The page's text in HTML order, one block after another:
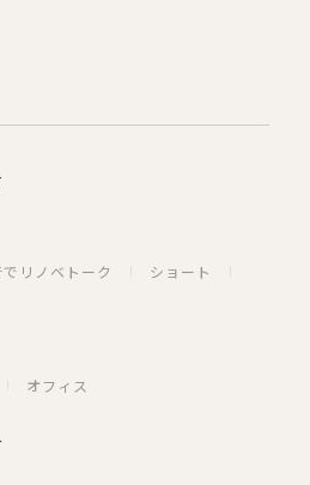
リノベトーク
ショート
オフィス